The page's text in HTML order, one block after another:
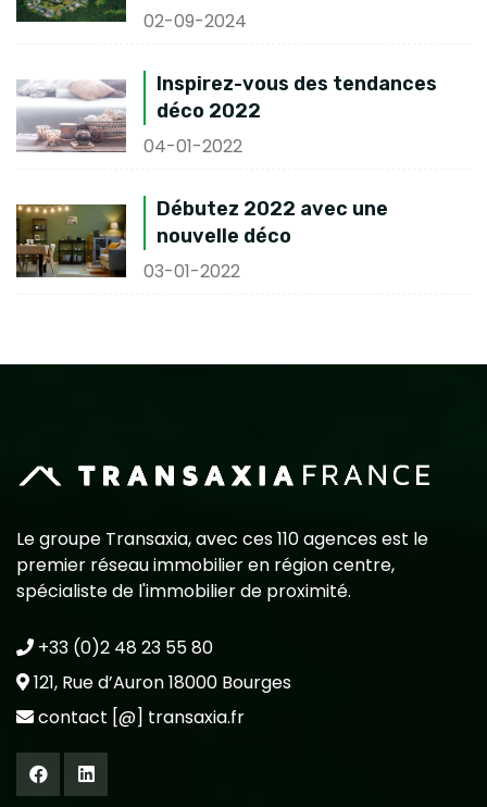
02-09-2024
Inspirez-vous des tendances
déco 2022
04-01-2022
Débutez 2022 avec une
nouvelle déco
03-01-2022
Le groupe Transaxia, avec ces 110 agences est le
premier réseau immobilier en région centre,
spécialiste de l'immobilier de proximité.
+33 (0)2 48 23 55 80
121, Rue d’Auron 18000 Bourges
contact [@] transaxia.fr